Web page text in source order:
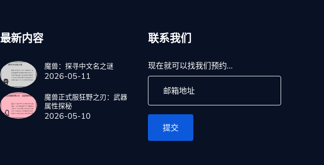
最新内容
魔兽：探寻中文名之谜
2026-05-11
魔兽正式服狂野之刃：武器
属性探秘
2026-05-10
联系我们
现在就可以找我们预约...
提交